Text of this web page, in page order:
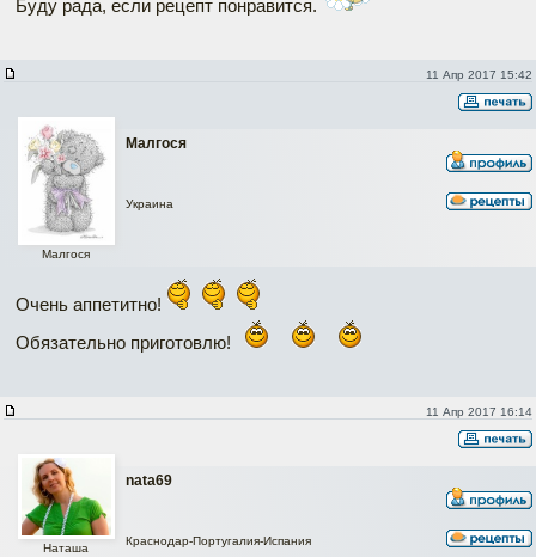
Буду рада, если рецепт понравится.
11 Апр 2017 15:42
Малгося
Малгося
Украина
Очень аппетитно!
Обязательно приготовлю!
11 Апр 2017 16:14
nata69
Наташа
Краснодар-Португалия-Испания